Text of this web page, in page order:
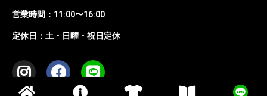
営業時間：11:00〜16:00
定休日：土・日曜・祝日定休